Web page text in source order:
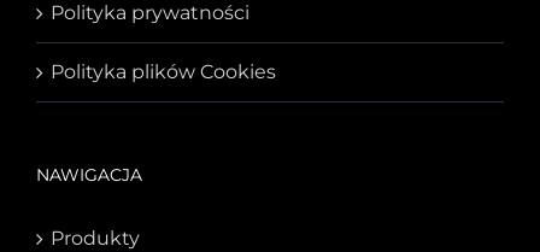
Polityka prywatności
Polityka plików Cookies
NAWIGACJA
Produkty